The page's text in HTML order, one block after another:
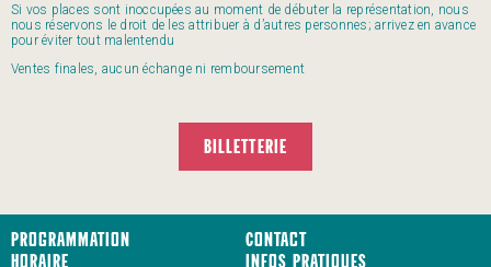
Si vos places sont inoccupées au moment de débuter la représentation, nous
nous réservons le droit de les attribuer à d’autres personnes; arrivez en avance
pour éviter tout malentendu
Ventes finales, aucun échange ni remboursement
BILLETTERIE
Programmation
Horaire
Contact
Infos pratiques